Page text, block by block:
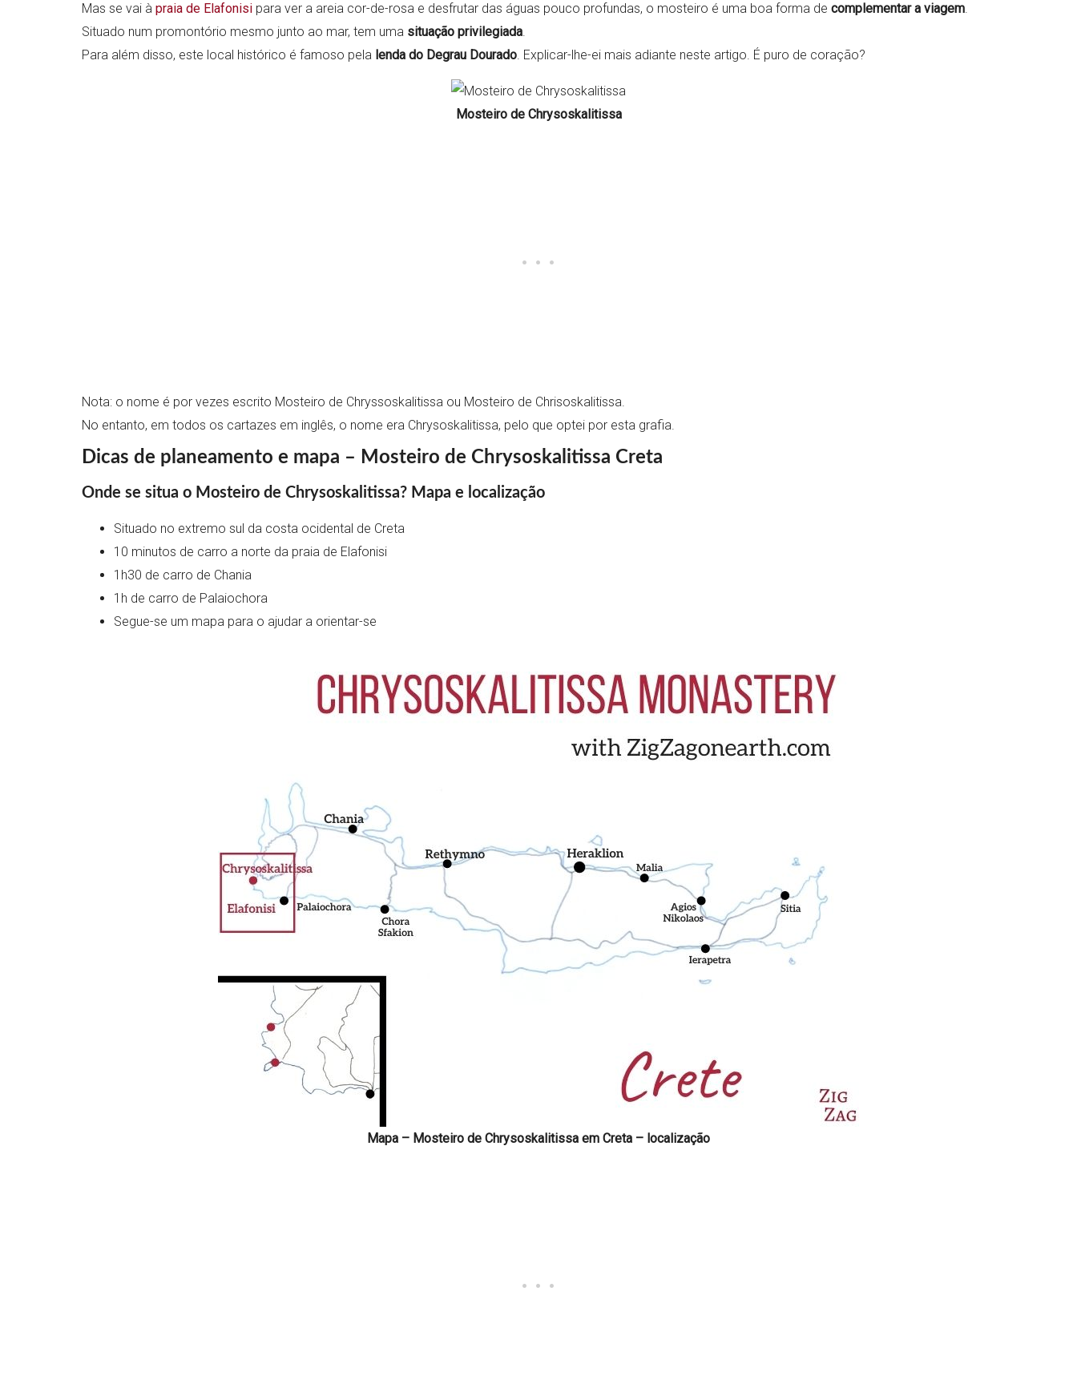
Mas se vai à praia de Elafonisi para ver a areia cor-de-rosa e desfrutar das águas pouco profundas, o mosteiro é uma boa forma de complementar a viagem.
Situado num promontório mesmo junto ao mar, tem uma situação privilegiada.
Para além disso, este local histórico é famoso pela lenda do Degrau Dourado. Explicar-lhe-ei mais adiante neste artigo. É puro de coração?
Mosteiro de Chrysoskalitissa
Nota: o nome é por vezes escrito Mosteiro de Chryssoskalitissa ou Mosteiro de Chrisoskalitissa.
No entanto, em todos os cartazes em inglês, o nome era Chrysoskalitissa, pelo que optei por esta grafia.
Dicas de planeamento e mapa – Mosteiro de Chrysoskalitissa Creta
Onde se situa o Mosteiro de Chrysoskalitissa? Mapa e localização
Situado no extremo sul da costa ocidental de Creta
10 minutos de carro a norte da praia de Elafonisi
1h30 de carro de Chania
1h de carro de Palaiochora
Segue-se um mapa para o ajudar a orientar-se
Mapa – Mosteiro de Chrysoskalitissa em Creta – localização